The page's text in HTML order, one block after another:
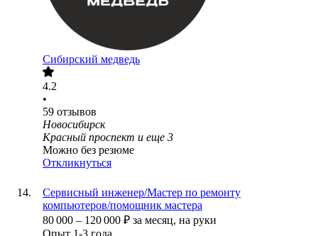
Сибирский медведь
4.2
•
59 отзывов
Новосибирск
Красный проспект и еще 3
Можно без резюме
Откликнуться
Сервисный инженер/Мастер по ремонту
компьютеров/помощник мастера
80 000 – 120 000 ₽ за месяц, на руки